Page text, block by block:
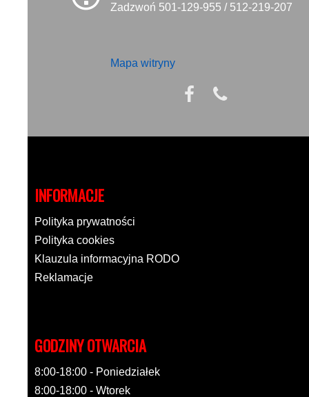
Zadzwoń 501-129-955 / 512-219-207
Mapa witryny
INFORMACJE
Polityka prywatności
Polityka cookies
Klauzula informacyjna RODO
Reklamacje
GODZINY OTWARCIA
8:00-18:00 - Poniedziałek
8:00-18:00 - Wtorek